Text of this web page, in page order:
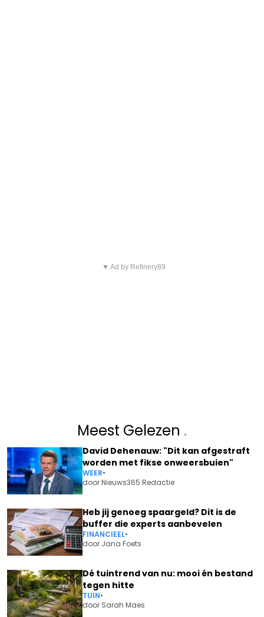
▼ Ad by Refinery89
Meest Gelezen .
David Dehenauw: "Dit kan afgestraft
worden met fikse onweersbuien"
WEER•
doorNieuws365 Redactie
Heb jij genoeg spaargeld? Dit is de
buffer die experts aanbevelen
FINANCIEEL•
door Jana Foets
Dé tuintrend van nu: mooi én bestand
tegen hitte
TUIN•
door Sarah Maes